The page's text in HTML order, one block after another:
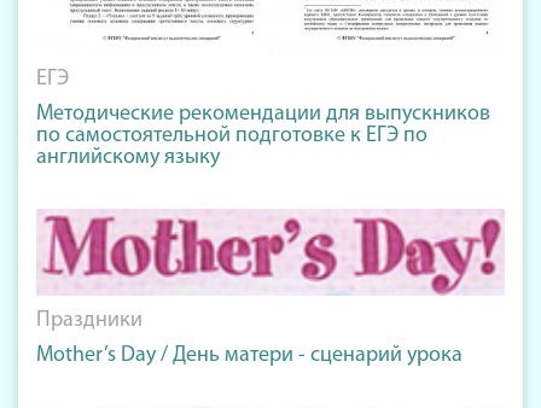
ЕГЭ
Методические рекомендации для выпускников
по самостоятельной подготовке к ЕГЭ по
английскому языку
Праздники
Mother’s Day / День матери - сценарий урока